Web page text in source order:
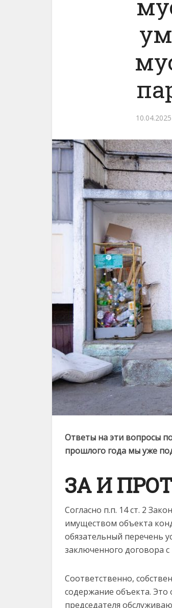
Ответы на эти вопросы
прошлого года мы уже
ЗА И
Согласно п.п. 14 ст. 2
имуществом объекта
обязательный перечень
заключенного договора
Соответственно,
содержание объекта. Это
председателя